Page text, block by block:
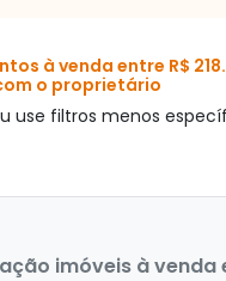
à venda entre R$
o proprietário
use filtros menos
imóveis à